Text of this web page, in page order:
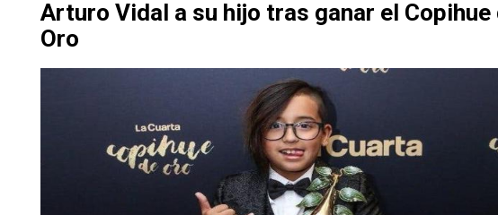
Arturo Vidal a su hijo tras ganar el Copihue
Oro